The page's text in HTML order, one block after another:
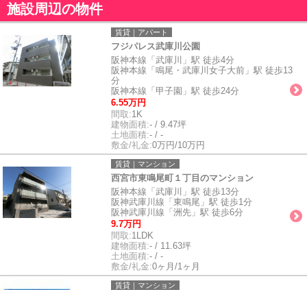
施設周辺の物件
賃貸｜アパート
フジパレス武庫川公園
阪神本線「武庫川」駅 徒歩4分
阪神本線「鳴尾・武庫川女子大前」駅 徒歩13
分
阪神本線「甲子園」駅 徒歩24分
6.55万円
間取:1K
建物面積:- / 9.47坪
土地面積:- / -
敷金/礼金:0万円/10万円
賃貸｜マンション
西宮市東鳴尾町１丁目のマンション
阪神本線「武庫川」駅 徒歩13分
阪神武庫川線「東鳴尾」駅 徒歩1分
阪神武庫川線「洲先」駅 徒歩6分
9.7万円
間取:1LDK
建物面積:- / 11.63坪
土地面積:- / -
敷金/礼金:0ヶ月/1ヶ月
賃貸｜マンション